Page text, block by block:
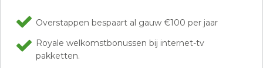
Overstappen bespaart al gauw €100 per jaar
Royale welkomstbonussen bij internet-tv
pakketten.